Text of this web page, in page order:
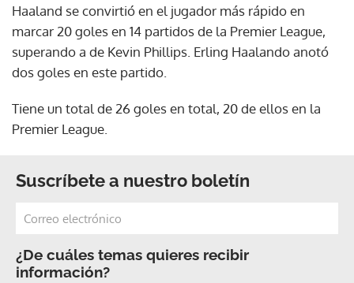
Haaland se convirtió en el jugador más rápido en
marcar 20 goles en 14 partidos de la Premier League,
superando a de Kevin Phillips. Erling Haalando anotó
dos goles en este partido.
Tiene un total de 26 goles en total, 20 de ellos en la
Premier League.
Suscríbete a nuestro boletín
¿De cuáles temas quieres recibir
información?